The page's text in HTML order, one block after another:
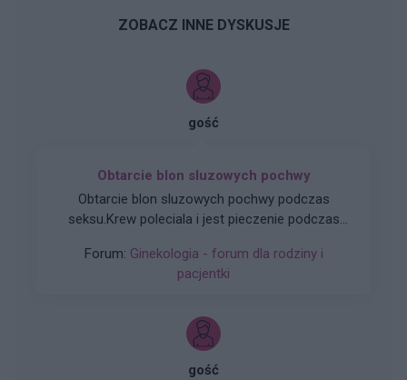
ZOBACZ INNE DYSKUSJE
gość
Obtarcie blon sluzowych pochwy
Obtarcie blon sluzowych pochwy podczas
seksu.Krew poleciala i jest pieczenie podczas
pomoze na ta dolegliwość?.
Forum: Ginekologia - forum dla rodziny i
pacjentki
gość